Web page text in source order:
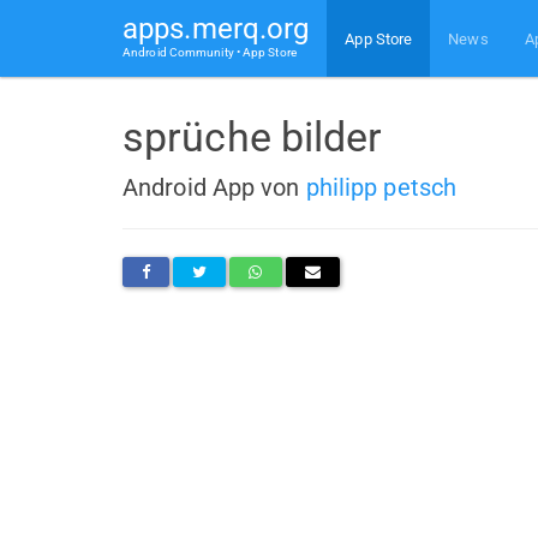
apps.merq.org
Android Community • App Store
App Store News
sprüche bilder
Android App von philipp petsch